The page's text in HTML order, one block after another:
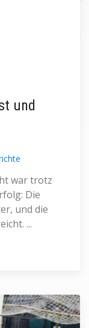
und
war trotz
Die
und die
...